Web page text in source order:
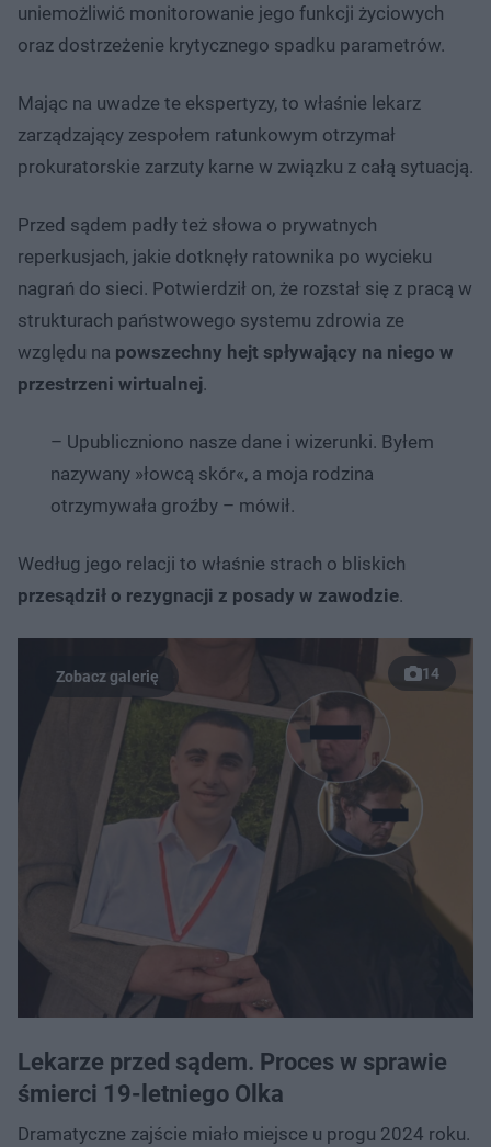
uniemożliwić monitorowanie jego funkcji życiowych
oraz dostrzeżenie krytycznego spadku parametrów.
Mając na uwadze te ekspertyzy, to właśnie lekarz
zarządzający zespołem ratunkowym otrzymał
prokuratorskie zarzuty karne w związku z całą sytuacją.
Przed sądem padły też słowa o prywatnych
reperkusjach, jakie dotknęły ratownika po wycieku
nagrań do sieci. Potwierdził on, że rozstał się z pracą w
strukturach państwowego systemu zdrowia ze
względu na powszechny hejt spływający na niego w
przestrzeni wirtualnej.
– Upubliczniono nasze dane i wizerunki. Byłem
nazywany »łowcą skór«, a moja rodzina
otrzymywała groźby – mówił.
Według jego relacji to właśnie strach o bliskich
przesądził o rezygnacji z posady w zawodzie.
14
Lekarze przed sądem. Proces w sprawie
śmierci 19-letniego Olka
Dramatyczne zajście miało miejsce u progu 2024 roku.